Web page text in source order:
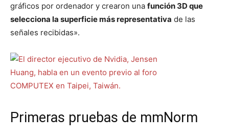
gráficos por ordenador y crearon una función 3D que
selecciona la superficie más representativa de las
señales recibidas».
Primeras pruebas de mmNorm